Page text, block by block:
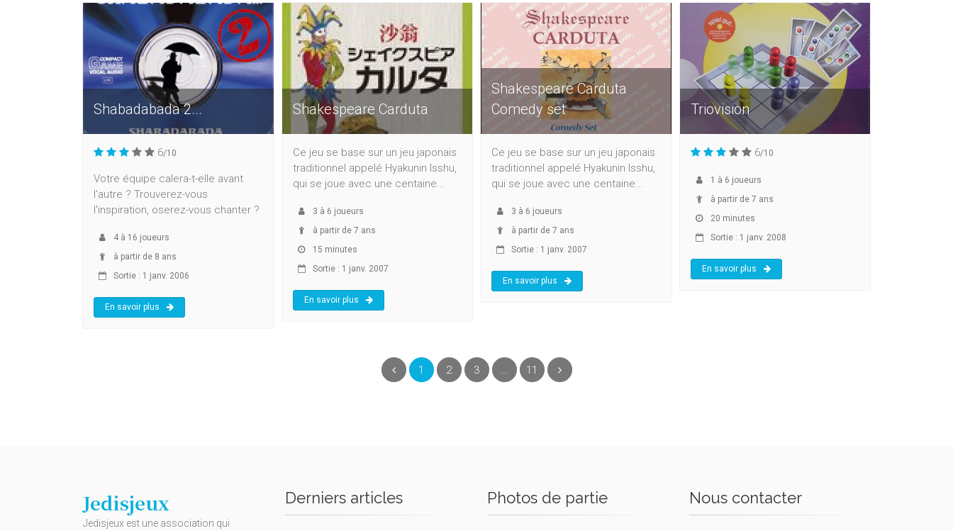
Shabadabada 2...
6/10
Votre équipe calera-t-elle avant
l'autre ? Trouverez-vous
l'inspiration, oserez-vous chanter ?
4 à 16 joueurs
à partir de 8 ans
Sortie : 1 janv. 2006
En savoir plus
Shakespeare Carduta
Ce jeu se base sur un jeu japonais
traditionnel appelé Hyakunin Isshu,
qui se joue avec une centaine...
3 à 6 joueurs
à partir de 7 ans
15 minutes
Sortie : 1 janv. 2007
En savoir plus
Shakespeare Carduta
Comedy set
Ce jeu se base sur un jeu japonais
traditionnel appelé Hyakunin Isshu,
qui se joue avec une centaine...
3 à 6 joueurs
à partir de 7 ans
Sortie : 1 janv. 2007
En savoir plus
Triovision
6/10
1 à 6 joueurs
à partir de 7 ans
20 minutes
Sortie : 1 janv. 2008
En savoir plus
Précédent
1 (current)
2 3 … 11 Suivant
Jedisjeux
Jedisjeux est une association qui
Derniers articles Photos de partie Nous contacter